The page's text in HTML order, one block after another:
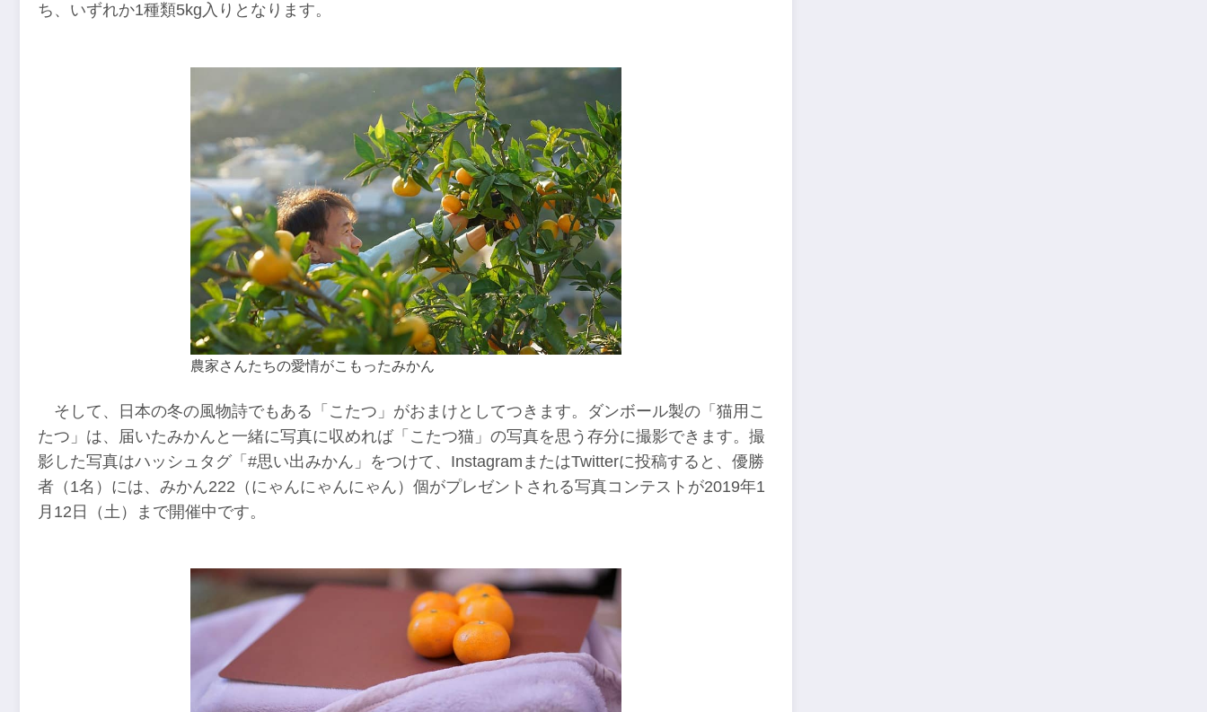
ち、いずれか1種類5kg入りとなります。
農家さんたちの愛情がこもったみかん
そして、日本の冬の風物詩でもある「こたつ」がおまけとしてつきます。ダンボール製の「猫用こ
たつ」は、届いたみかんと一緒に写真に収めれば「こたつ猫」の写真を思う存分に撮影できます。撮
影した写真はハッシュタグ「#思い出みかん」をつけて、InstagramまたはTwitterに投稿すると、優勝
者（1名）には、みかん222（にゃんにゃんにゃん）個がプレゼントされる写真コンテストが2019年1
月12日（土）まで開催中です。